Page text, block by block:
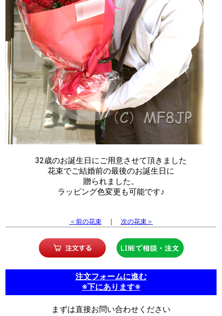
32歳のお誕生日にご用意させて頂きました
花束でご結婚前の最後のお誕生日に
贈られました。
ラッピング色変更も可能です♪
＜前の花束｜ 次の花束＞
注文フォームに進む
※下にあります※
まずは直接お問い合わせください